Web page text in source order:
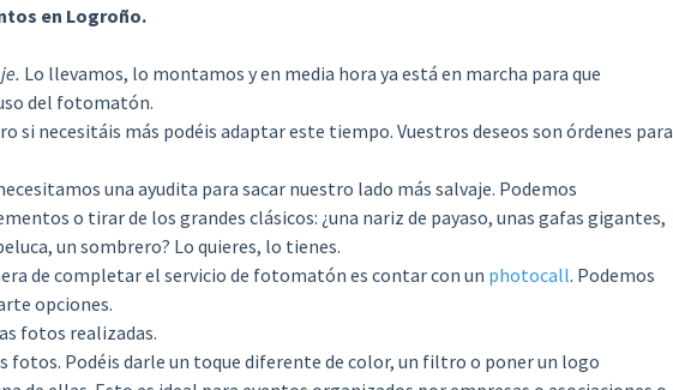
en Logroño.
Lo llevamos, lo montamos y en media hora ya está en marcha para que
del fotomatón.
si necesitáis más podéis adaptar este tiempo. Vuestros deseos son órdenes para
una ayudita para sacar nuestro lado más salvaje. Podemos
o tirar de los grandes clásicos: ¿una nariz de payaso, unas gafas gigantes,
un sombrero? Lo quieres, lo tienes.
de completar el servicio de fotomatón es contar con un photocall. Podemos
opciones.
fotos realizadas.
fotos. Podéis darle un toque diferente de color, un filtro o poner un logo